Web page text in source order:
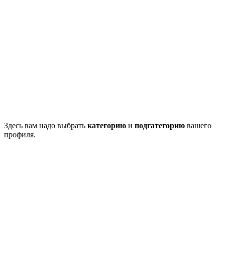
Здесь вам надо выбрать категорию и подгатегорию вашего
профиля.